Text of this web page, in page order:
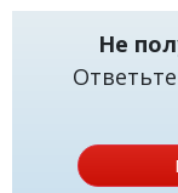
Не